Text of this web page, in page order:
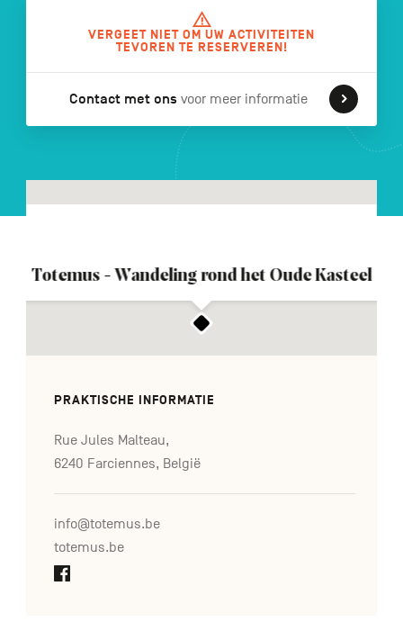
FR DE EN
secondaire
VERGEET NIET OM UW ACTIVITEITEN
TEVOREN TE RESERVEREN!
Contact met ons voor meer informatie
Totemus - Wandeling rond het Oude Kasteel
PRAKTISCHE INFORMATIE
Rue Jules Malteau,
6240 Farciennes, België
info@totemus.be
totemus.be